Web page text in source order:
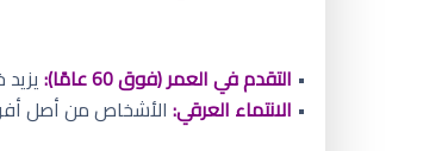
• التقدم في العمر (فوق 60 عامًا):
• الانتماء العرقي: الأشخاص من أصل